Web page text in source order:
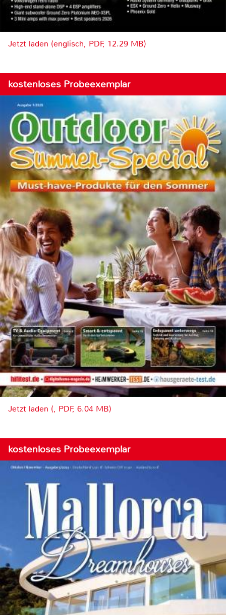
Jetzt laden (englisch, PDF, 12.29 MB)
kostenloses Probeexemplar
Jetzt laden (, PDF, 6.04 MB)
kostenloses Probeexemplar